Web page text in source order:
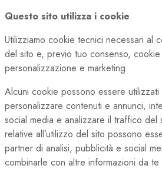
Questo sito utilizza i cookie
Utilizziamo cookie tecnici necessari al
del sito e, previo tuo consenso, cookie
personalizzazione e marketing.
Alcuni cookie possono essere
personalizzare contenuti e annunci,
social media e analizzare il traffico del
relative all’utilizzo del sito possono
partner di analisi, pubblicità e social
combinarle con altre informazioni da